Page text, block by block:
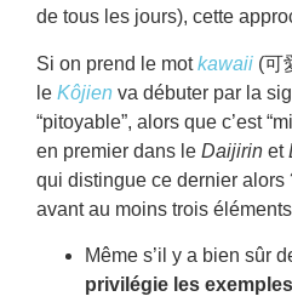
de tous les jours), cette
Si on prend le motkawaii (可
le Kôjien va débuter par la
“pitoyable”, alors que c’est
en premier dans le Daijirin et
qui distingue ce dernier alors
avant au moins trois
Même s’il y a bien sûr
privilégie les